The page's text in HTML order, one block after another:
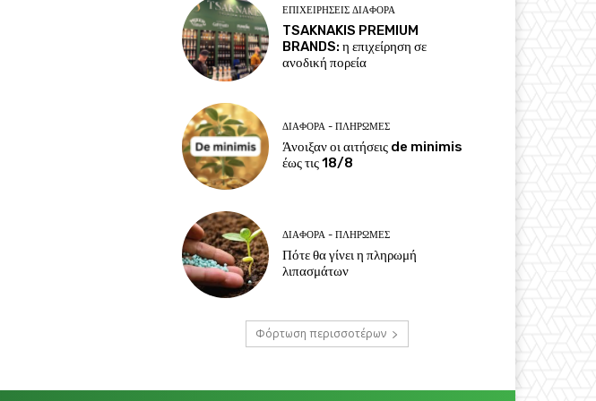
ΕΠΙΧΕΙΡΉΣΕΙΣ ΔΙΆΦΟΡΑ
TSAKNAKIS PREMIUM
BRANDS: η επιχείρηση σε
ανοδική πορεία
ΔΙΆΦΟΡΑ - ΠΛΗΡΩΜΈΣ
Άνοιξαν οι αιτήσεις de minimis
έως τις 18/8
ΔΙΆΦΟΡΑ - ΠΛΗΡΩΜΈΣ
Πότε θα γίνει η πληρωμή
λιπασμάτων
Φόρτωση περισσοτέρων